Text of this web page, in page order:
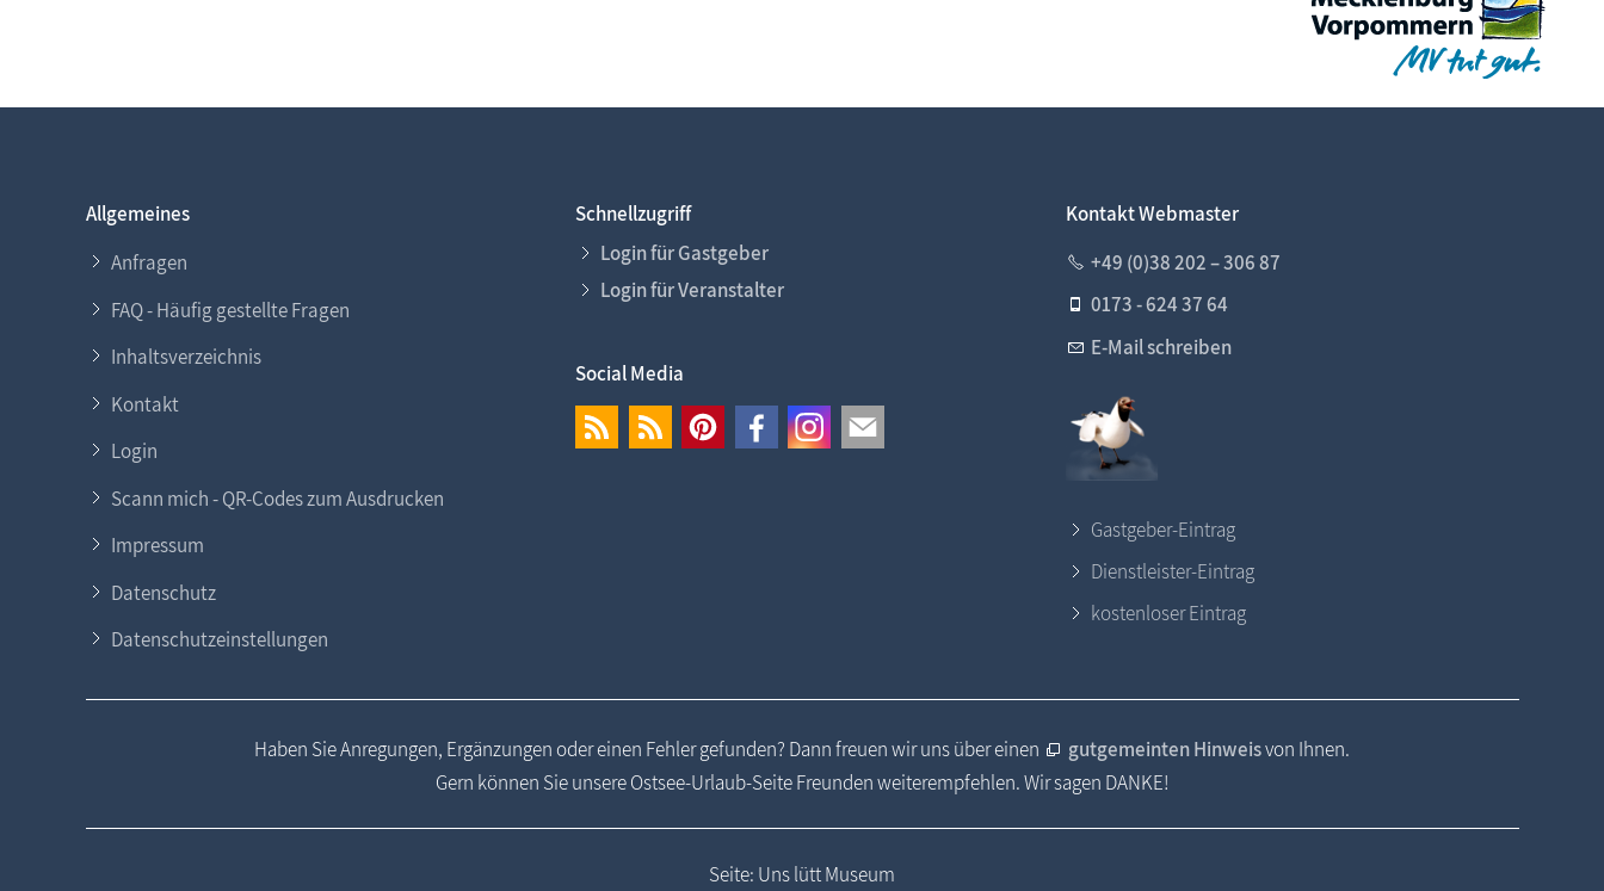
Allgemeines
Anfragen
FAQ - Häufig gestellte Fragen
Inhaltsverzeichnis
Kontakt
Login
Scann mich - QR-Codes zum Ausdrucken
Impressum
Datenschutz
Datenschutzeinstellungen
Schnellzugriff
Login für Gastgeber
Login für Veranstalter
Social Media
Kontakt Webmaster
+49 (0)38 202 – 306 87
0173 - 624 37 64
E-Mail schreiben
Gastgeber-Eintrag
Dienstleister-Eintrag
kostenloser Eintrag
Haben Sie Anregungen, Ergänzungen oder einen Fehler gefunden? Dann freuen wir uns über einen gutgemeinten Hinweisvon Ihnen.
Gern können Sie unsere Ostsee-Urlaub-Seite Freunden weiterempfehlen. Wir sagen DANKE!
Seite: Uns lütt Museum